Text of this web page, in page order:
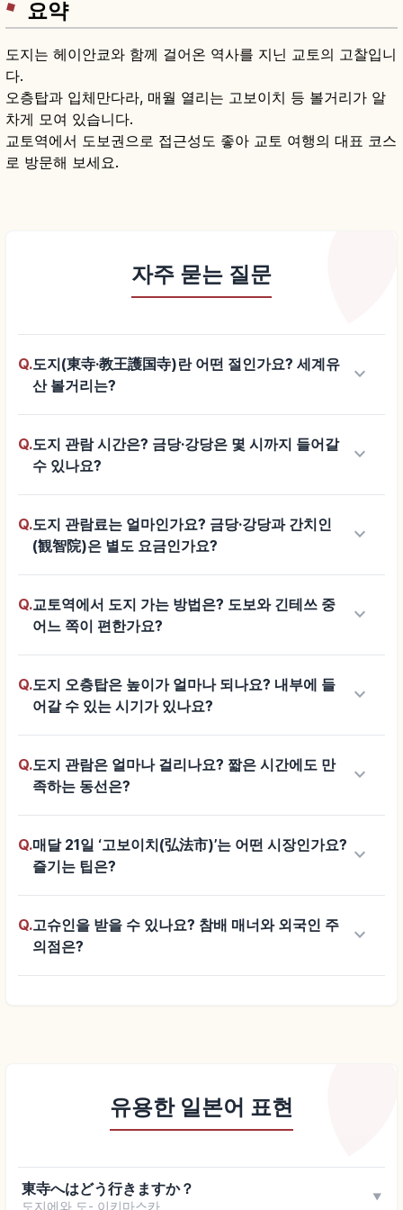
요약
도지는 헤이안쿄와 함께 걸어온 역사를 지닌 교토의 고찰입니
다.
오층탑과 입체만다라, 매월 열리는 고보이치 등 볼거리가 알
차게 모여 있습니다.
교토역에서 도보권으로 접근성도 좋아 교토 여행의 대표 코스
로 방문해 보세요.
자주 묻는 질문
Q.도지(東寺·教王護国寺)란 어떤 절인가요? 세계유
산 볼거리는?
keyboard_arrow_down
Q.도지 관람 시간은? 금당·강당은 몇 시까지 들어갈
수 있나요?
keyboard_arrow_down
Q.도지 관람료는 얼마인가요? 금당·강당과 간치인
(観智院)은 별도 요금인가요?
keyboard_arrow_down
Q.교토역에서 도지 가는 방법은? 도보와 긴테쓰 중
어느 쪽이 편한가요?
keyboard_arrow_down
Q.도지 오층탑은 높이가 얼마나 되나요? 내부에 들
어갈 수 있는 시기가 있나요?
keyboard_arrow_down
Q.도지 관람은 얼마나 걸리나요? 짧은 시간에도 만
족하는 동선은?
keyboard_arrow_down
Q.매달 21일 ‘고보이치(弘法市)’는 어떤 시장인가요?
즐기는 팁은?
keyboard_arrow_down
Q.고슈인을 받을 수 있나요? 참배 매너와 외국인 주
의점은?
keyboard_arrow_down
유용한 일본어 표현
東寺へはどう行きますか？
도지에와 도- 이키마스카
▼